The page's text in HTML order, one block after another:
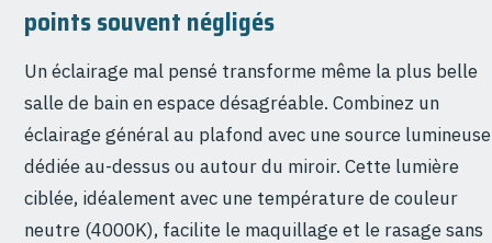
points souvent négligés
Un éclairage mal pensé transforme même la plus belle
salle de bain en espace désagréable. Combinez un
éclairage général au plafond avec une source lumineuse
dédiée au-dessus ou autour du miroir. Cette lumière
ciblée, idéalement avec une température de couleur
neutre (4000K), facilite le maquillage et le rasage sans